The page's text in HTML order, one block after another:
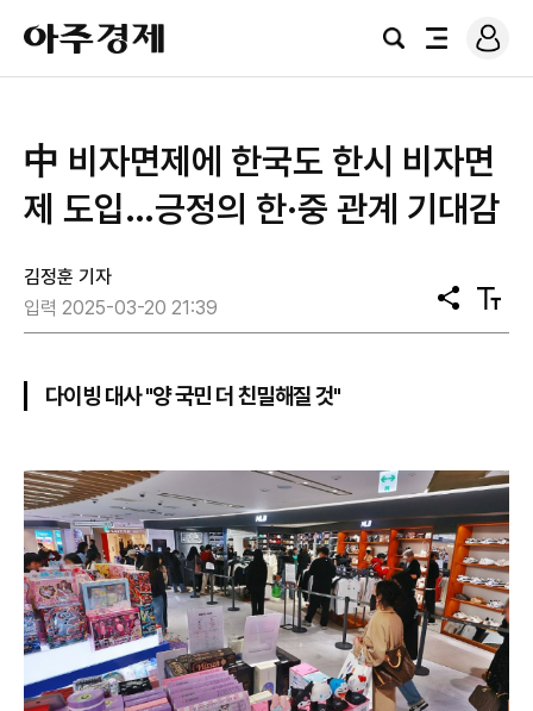
아
주
경
검
전
로
그
中 비자면제에 한국도 한시 비자면
제 도입…긍정의 한·중 관계 기대감
김정훈 기자
입력 2025-03-20 21:39
공
유
텍
스
다이빙 대사 "양 국민 더 친밀해질 것"